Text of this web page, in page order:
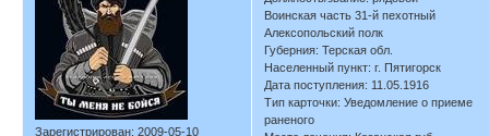
Зарегистрирован: 2009-05-10
Воинская часть 31-й пехотный
Алексопольский полк
Губерния: Терская обл.
Населенный пункт: г. Пятигорск
Дата поступления: 11.05.1916
Тип карточки: Уведомление о приеме
раненого